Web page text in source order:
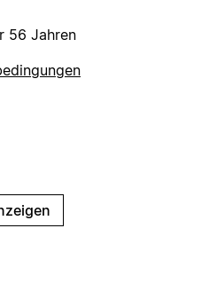
56 Jahren